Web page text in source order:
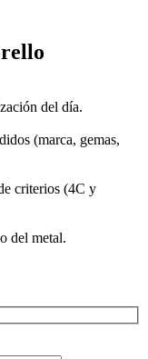
del día.
(marca, gemas,
criterios (4C y
del metal.